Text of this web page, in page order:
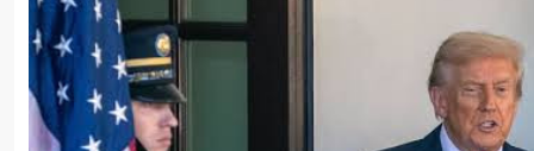
Потраченные Западом миллиарды могли бы превратить
21:00, 05.08.2026
Зеленый чай назвали одним из лучших напитков для
20:48, 05.08.2026
"Арсенал" и "Ньюкасл" согласовали трансфер Бруно